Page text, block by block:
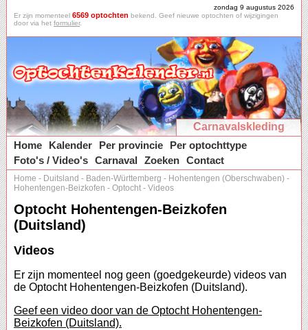
zondag 9 augustus 2026
Er zijn momenteel 6569 optochten bekend. Geef nieuwe optochten of wijzigingen
door via het formulier.
Carnavalskleding
Home
Kalender Per provincie
Per optochttype
Foto's / Video's Carnaval Zoeken Contact
Home - Duitsland - Baden-Württemberg - Hohentengen (Oberschwaben) -
Hohentengen-Beizkofen - Optocht - Videos
Optocht Hohentengen-Beizkofen
(Duitsland)
Videos
Er zijn momenteel nog geen (goedgekeurde) videos van
de Optocht Hohentengen-Beizkofen (Duitsland).
Geef een video door van de Optocht Hohentengen-
Beizkofen (Duitsland).